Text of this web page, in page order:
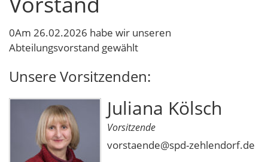
0Am 26.02.2026 habe wir unseren
Abteilungsvorstand gewählt
Unsere Vorsitzenden:
Juliana Kölsch
Vorsitzende
vorstaende@spd-zehlendorf.de